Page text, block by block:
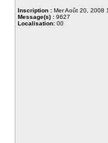
Inscription : Mer Août 20, 2008
Message(s) : 9627
Localisation: 00